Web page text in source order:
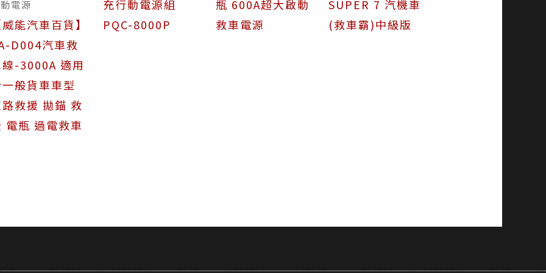
電源
能汽車百貨】
D004汽車救
-3000A 適用
般貨車車型
救援 拋錨 救
電瓶 過電救車
充行動電源組
PQC-8000P
瓶 600A超大啟動
救車電源
SUPER 7 汽機車
(救車霸)中級版